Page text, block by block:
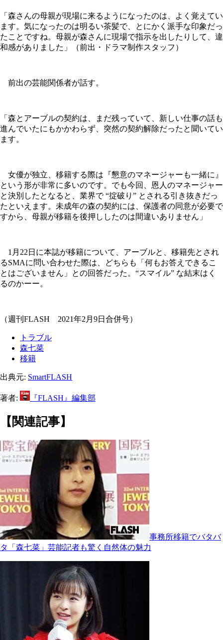
「森さんの母親が現場に来るようになったのは、よく覚えてい
ます。気になったのは明るい茶髪で、とにかく派手な印象だっ
たことですね。母親が森さんに現場で指示を出したりして、違
和感がありました」（前出・ドラマ制作スタッフ）
前出の芸能関係者が話す。
「森とアーブルの契約は、まだ残っていて、新しい仕事の話も
進んでいたにもかかわらず、突然の契約解除だったと聞いてい
ます。
女優が独立、移籍する際は『懇意のマネージャーも一緒に』
という形が非常に多いのです。でも今回、恩人のマネージャー
と決別したとなると、業界で “掟破り” とされる引き抜きだっ
たといえます。未成年の森の契約には、保護者の同意が必要で
すから、母親が移籍を後押ししたのは間違いありません」
1月22日に本誌が移籍について、アーブルと、移籍先とされ
るSMAに問い合わせた際は、どちらも「何もお答えできるこ
とはございません」との回答だった。“スマイル” な結末はく
るのかーー。
（週刊FLASH 2021年2月9日合併号）
トラブル
森七菜
移籍
出典元: SmartFLASH
著者: 『FLASH』編集部
【関連記事】
事務所移籍でバタバ
タ「森七菜」芸能記者も驚く自然体の魅力